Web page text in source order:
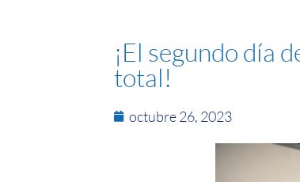
¡El segundo día
total!
octubre 26, 2023